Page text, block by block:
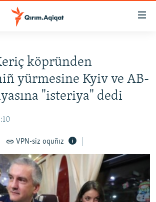
köpründen
yürmesine Kyiv ve AB-
"isteriya" dedi
VPN-siz oquñız